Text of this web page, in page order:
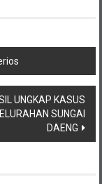
UNGKAP KASUS
SUNGAI
DAENG